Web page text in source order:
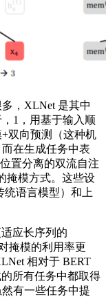
，XLNet 是其中
1，用基于输入顺
双向预测（这种机
在生成任务中表
置分离的双流自注
掩模方式。这些设
统语言模型）和上
应长序列的
掩模的利用率更
相对于 BERT
所有任务中都取得
有一些任务中提